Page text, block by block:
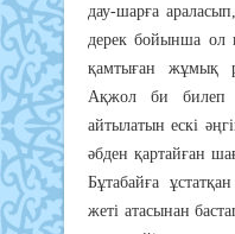
дау-шарға
дерек бойынша ол
қамтыған жұмық
Ақжол би билеп
айтылатын ескі
әбден қартайған
Бұтабайға
жеті атасынан